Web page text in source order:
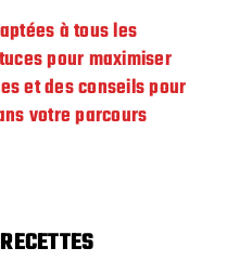
à tous les
pour maximiser
et des conseils pour
votre parcours